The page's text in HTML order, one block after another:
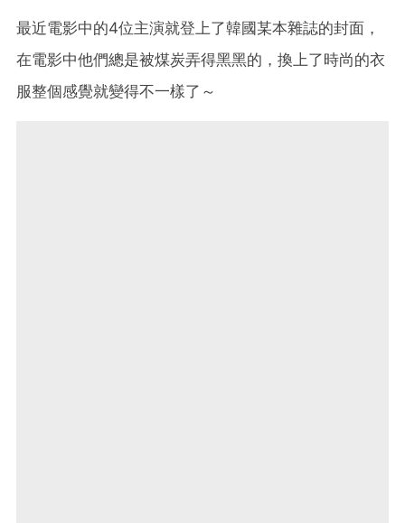
最近電影中的4位主演就登上了韓國某本雜誌的封面，
在電影中他們總是被煤炭弄得黑黑的，換上了時尚的衣
服整個感覺就變得不一樣了～